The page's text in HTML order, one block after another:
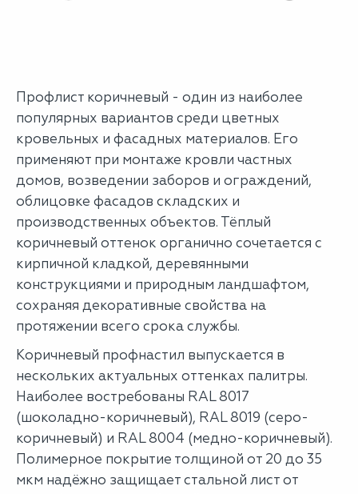
Профлист коричневый - один из наиболее
популярных вариантов среди цветных
кровельных и фасадных материалов. Его
применяют при монтаже кровли частных
домов, возведении заборов и ограждений,
облицовке фасадов складских и
производственных объектов. Тёплый
коричневый оттенок органично сочетается с
кирпичной кладкой, деревянными
конструкциями и природным ландшафтом,
сохраняя декоративные свойства на
протяжении всего срока службы.
Коричневый профнастил выпускается в
нескольких актуальных оттенках палитры.
Наиболее востребованы RAL 8017
(шоколадно-коричневый), RAL 8019 (серо-
коричневый) и RAL 8004 (медно-коричневый).
Полимерное покрытие толщиной от 20 до 35
мкм надёжно защищает стальной лист от